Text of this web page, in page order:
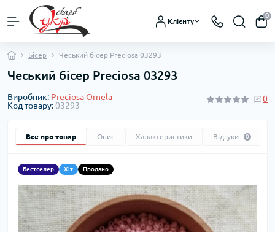
Клієнту
0
Бісер Чеський бісер Preciosa 03293
Чеський бісер Preciosa 03293
Виробник: Preciosa Ornela
Код товару:03293
0
Все про товар Опис Характеристики Відгуки 0
Бестселер Хіт Продано